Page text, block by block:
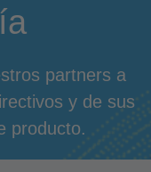
partners a
y de sus
producto.